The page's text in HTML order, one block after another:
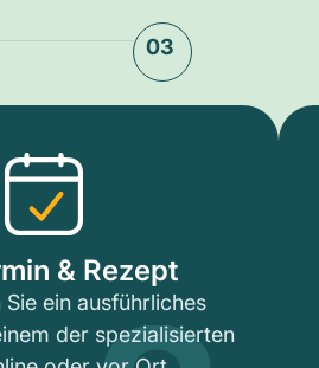
03
& Rezept
ein ausführliches
der spezialisierten